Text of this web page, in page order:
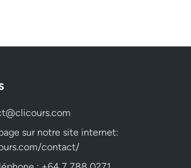
sur notre site internet:
contact/